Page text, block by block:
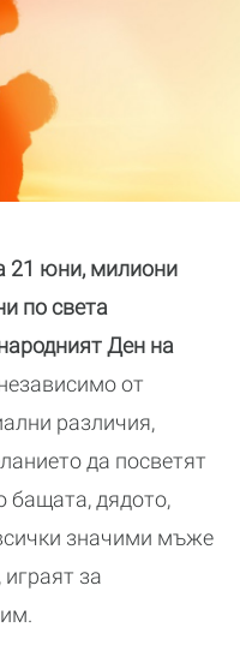
21 юни, милиони
по света
Ден на
от
различия,
да посветят
бащата, дядото,
значими мъже
за